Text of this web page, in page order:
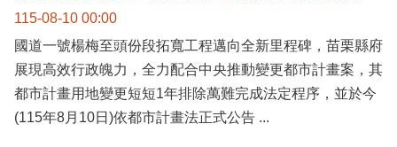
115-08-10 00:00
國道一號楊梅至頭份段拓寬工程邁向全新里程碑，苗栗縣府
展現高效行政魄力，全力配合中央推動變更都市計畫案，其
都市計畫用地變更短短1年排除萬難完成法定程序，並於今